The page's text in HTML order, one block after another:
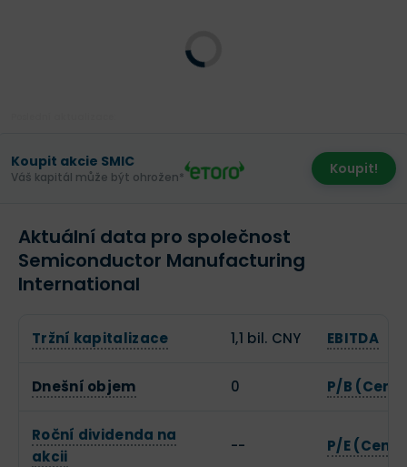
Koupit akcie SMIC
Váš kapitál může být ohrožen* Koupit!
Aktuální data pro společnost
Semiconductor Manufacturing
International
Tržní kapitalizace 1,1 bil. CNY EBITDA
Dnešní objem 0 P/B
Roční dividenda na
akcii
-- P/E (Cena